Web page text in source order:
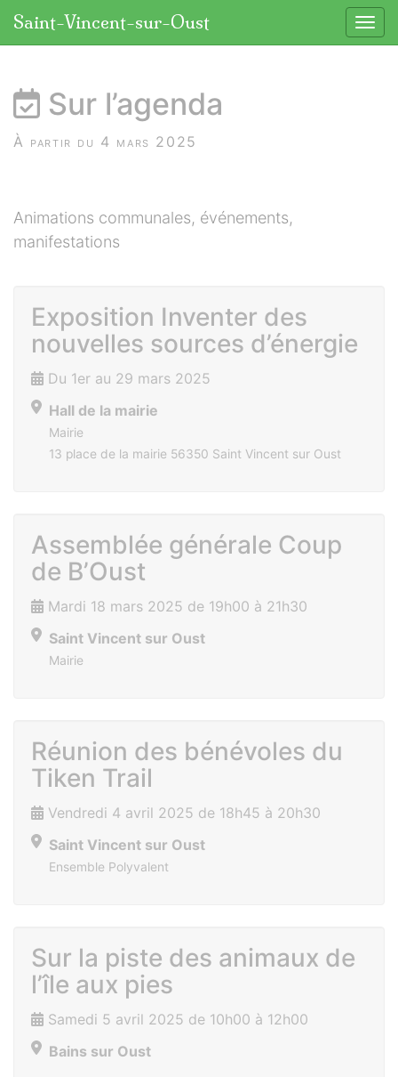
Saint-Vincent-sur-Oust
Sur l’agenda
À partir du 4 mars 2025
Animations communales, événements,
manifestations
Exposition Inventer des
nouvelles sources d’énergie
Du 1er au 29 mars 2025
Hall de la mairie
Mairie
13 place de la mairie 56350 Saint Vincent sur Oust
Assemblée générale Coup
de B’Oust
Mardi 18 mars 2025 de 19h00 à 21h30
Saint Vincent sur Oust
Mairie
Réunion des bénévoles du
Tiken Trail
Vendredi 4 avril 2025 de 18h45 à 20h30
Saint Vincent sur Oust
Ensemble Polyvalent
Sur la piste des animaux de
l’île aux pies
Samedi 5 avril 2025 de 10h00 à 12h00
Bains sur Oust
Panneau de gestion des cookies